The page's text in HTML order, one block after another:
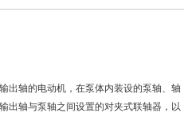
轴的电动机，在泵体内装设的泵轴、轴
出轴与泵轴之间设置的对夹式联轴器，以